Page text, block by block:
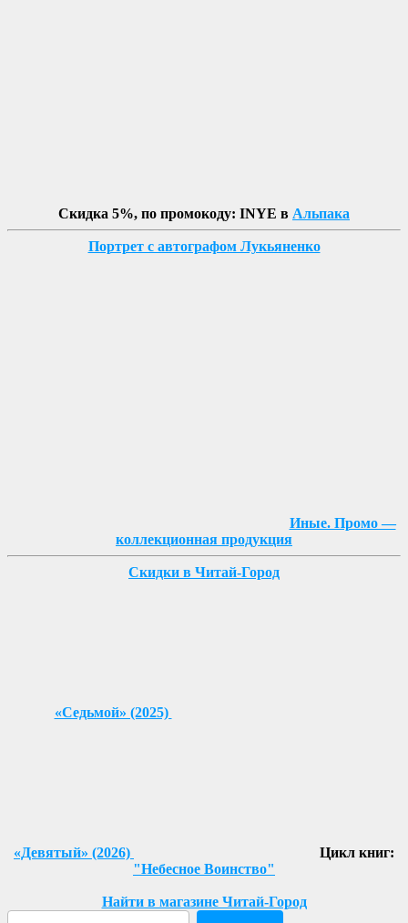
Скидка 5%, по промокоду: INYE в Альпака
Портрет с автографом Лукьяненко
Иные. Промо —
коллекционная продукция
Скидки в Читай-Город
«Седьмой» (2025)
«Девятый» (2026)
Цикл книг:
"Небесное Воинство"
Найти в магазине Читай-Город